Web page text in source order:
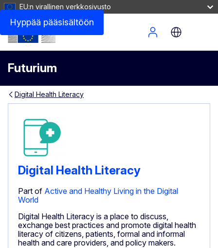
Hyppää pääsisältöön
EU:n virallinen verkkosivusto
Futurium
Site Menu
Digital Health Literacy
Digital Health Literacy
Part of Active and Healthy Living in the Digital
World
Digital Health Literacy is a place to discuss,
exchange best practices and promote digital health
literacy of citizens, patients, formal and informal
health and care providers, and policy makers.